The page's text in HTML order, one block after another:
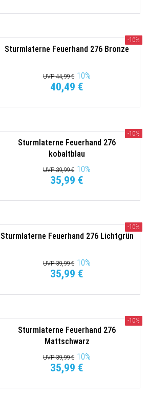
-10%
Sturmlaterne Feuerhand 276 Bronze
UVP 44,99 € 10%
40,49 €
-10%
Sturmlaterne Feuerhand 276
kobaltblau
UVP 39,99 € 10%
35,99 €
-10%
Sturmlaterne Feuerhand 276 Lichtgrün
UVP 39,99 € 10%
35,99 €
-10%
Sturmlaterne Feuerhand 276
Mattschwarz
UVP 39,99 € 10%
35,99 €